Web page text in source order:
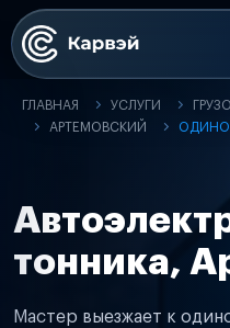
ГЛАВНАЯ УСЛУГИ
АРТЕМОВСКИЙ
тонника,
Мастер выезжает к